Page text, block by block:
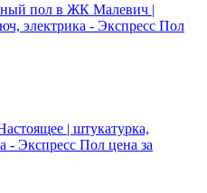
пол в ЖК Малевич |
электрика - Экспресс Пол
| штукатурка,
- Экспресс Пол цена за